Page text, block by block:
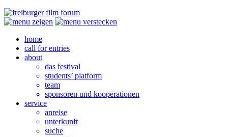
home
call for entries
about
das festival
students’ platform
team
sponsoren und kooperationen
service
anreise
unterkunft
suche